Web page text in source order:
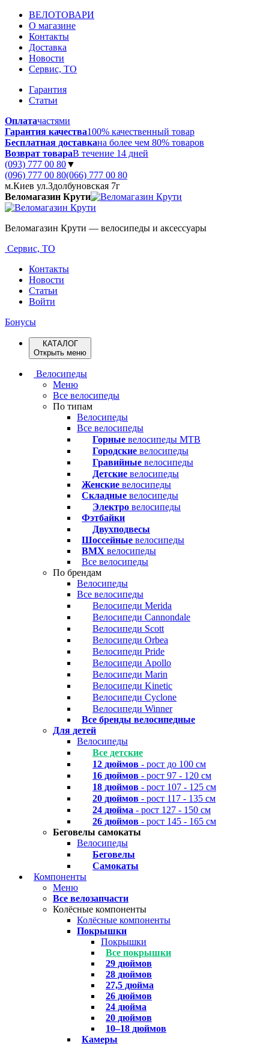
ВЕЛОТОВАРИ
О магазине
Контакты
Доставка
Новости
Сервис, ТО
Гарантия
Статьи
Оплатачастями
Гарантия качества100% качественный товар
Бесплатная доставкана более чем 80% товаров
Возврат товараВ течение 14 дней
(093) 777 00 80▼
(096) 777 00 80(066) 777 00 80
м.Киев ул.Здолбуновская 7г
Веломагазин Крути
Веломагазин Крути — велосипеды и аксессуары
Сервис, ТО
Контакты
Новости
Статьи
Войти
Бонусы
КАТАЛОГ
Открыть меню
Велосипеды
Меню
Все велосипеды
По типам
Велосипеды
Все велосипеды
Горные велосипеды MTB
Городские велосипеды
Гравийные велосипеды
Детские велосипеды
Женские велосипеды
Складные велосипеды
Электро велосипеды
Фэтбайки
Двухподвесы
Шоссейные велосипеды
BMX велосипеды
Все велосипеды
По брендам
Велосипеды
Все велосипеды
Велосипеди Merida
Велосипеди Cannondale
Велосипеди Scott
Велосипеди Orbea
Велосипеди Pride
Велосипеди Apollo
Велосипеди Marin
Велосипеди Kinetic
Велосипеди Cyclone
Велосипеди Winner
Все бренды велосипедные
Для детей
Велосипеды
Все детские
12 дюймов - рост до 100 см
16 дюймов - рост 97 - 120 см
18 дюймов - рост 107 - 125 см
20 дюймов - рост 117 - 135 см
24 дюйма - рост 127 - 150 см
26 дюймов - рост 145 - 165 см
Беговелы самокаты
Велосипеды
Беговелы
Самокаты
Компоненты
Меню
Все велозапчасти
Колёсные компоненты
Колёсные компоненты
Покрышки
Покрышки
Все покрышки
29 дюймов
28 дюймов
27,5 дюйма
26 дюймов
24 дюйма
20 дюймов
10–18 дюймов
Камеры